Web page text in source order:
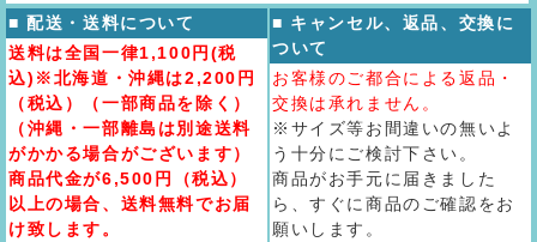
■ 配送・送料について
送料は全国一律1,100円(税
込)※北海道・沖縄は2,200円
（税込）（一部商品を除く）
（沖縄・一部離島は別途送料
がかかる場合がございます）
商品代金が6,500円（税込）
以上の場合、送料無料でお届
け致します。
■ キャンセル、返品、交換に
ついて
お客様のご都合による返品・
交換は承れません。
※サイズ等お間違いの無いよ
う十分にご検討下さい。
商品がお手元に届きました
ら、すぐに商品のご確認をお
願いします。